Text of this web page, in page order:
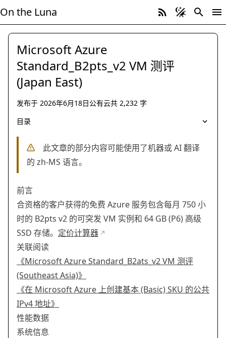
On the Luna
Microsoft Azure
Standard_B2pts_v2 VM 测评
(Japan East)
发布于 2026年6月18日公有云共 2,232 字
目录
此文章的部分内容可能使用了机器或 AI 翻译
的 zh-MS 语言。
前言
合资格的客户获得的免费 Azure 服务包含每月 750 小
时的 B2pts v2 的可突发 VM 实例和 64 GB (P6) 高级
SSD 存储。 定价计算器
关联阅读
《Microsoft Azure Standard_B2ats_v2 VM 测评
(Southeast Asia)》
《在 Microsoft Azure 上创建基本 (Basic) SKU 的公共
IPv4 地址》
性能数据
系统信息